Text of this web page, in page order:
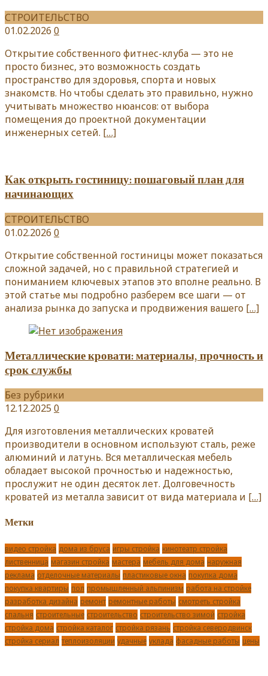
СТРОИТЕЛЬСТВО
01.02.2026 0
Открытие собственного фитнес-клуба — это не
просто бизнес, это возможность создать
пространство для здоровья, спорта и новых
знакомств. Но чтобы сделать это правильно, нужно
учитывать множество нюансов: от выбора
помещения до проектной документации
инженерных сетей. […]
Как открыть гостиницу: пошаговый план для
начинающих
СТРОИТЕЛЬСТВО
01.02.2026 0
Открытие собственной гостиницы может показаться
сложной задачей, но с правильной стратегией и
пониманием ключевых этапов это вполне реально. В
этой статье мы подробно разберем все шаги — от
анализа рынка до запуска и продвижения вашего […]
Металлические кровати: материалы, прочность и
срок службы
Без рубрики
12.12.2025 0
Для изготовления металлических кроватей
производители в основном используют сталь, реже
алюминий и латунь. Вся металлическая мебель
обладает высокой прочностью и надежностью,
прослужит не один десяток лет. Долговечность
кроватей из металла зависит от вида материала и […]
Метки
видео стройка дома из бруса игры стройка кинотеатр стройка
лиственница магазин стройка мастера мебель для дома наружная
реклама отделочные материалы пластиковые окна покупка дома
покупка квартиры пол промышленный альпинизм работа на стройке
разработка дизайна ремонт ремонтные работы смотреть стройка
спальня строительные строительство строительство зимой стройка
стройка дома стройка каталог стройка рязань стройка северодвинск
стройка сериал теплоизоляции удачные уклада фасадные работы цены